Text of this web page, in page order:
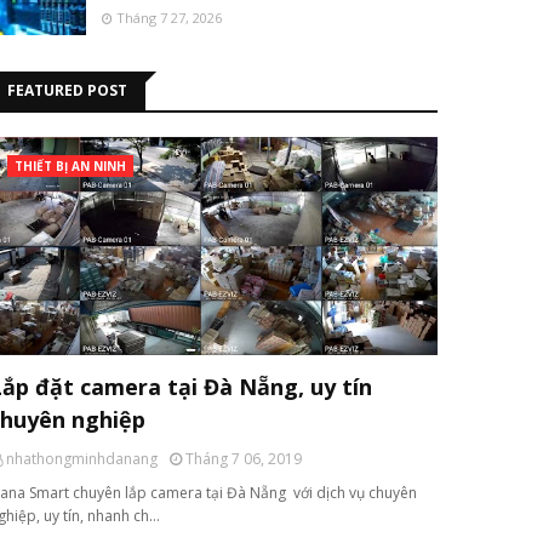
Tháng 7 27, 2026
FEATURED POST
THIẾT BỊ AN NINH
đặt camera tại Đà Nẵng, uy tín
nghiệp
nhathongminhdanang
Tháng 7 06, 2019
Smart chuyên lắp camera tại Đà Nẵng với dịch vụ chuyên
uy tín, nhanh ch…